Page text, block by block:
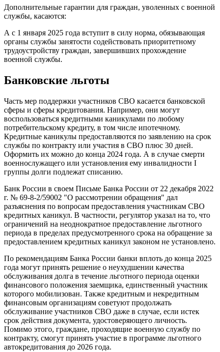
Дополнительные гарантии для граждан, уволенных с военной
службы, касаются:
А с 1 января 2025 года вступит в силу норма, обязывающая
органы службы занятости содействовать приоритетному
трудоустройству граждан, завершивших прохождение
военной службы.
Банковские льготы
Часть мер поддержки участников СВО касается банковской
сферы и сферы кредитования. Например, они могут
воспользоваться кредитными каникулами по любому
потребительскому кредиту, в том числе ипотечному.
Кредитные каникулы предоставляются по заявлению на срок
службы по контракту или участия в СВО плюс 30 дней.
Оформить их можно до конца 2024 года. А в случае смерти
военнослужащего или установления ему инвалидности I
группы долги подлежат списанию.
Банк России в своем Письме Банка России от 22 декабря 2022
г. № 69-8-2/59002 "О рассмотрении обращения" дал
разъяснения по вопросам предоставления участникам СВО
кредитных каникул. В частности, регулятор указал на то, что
ограничений на неоднократное предоставление льготного
периода в пределах предусмотренного срока на обращение за
предоставлением кредитных каникул законом не установлено.
По рекомендациям Банка России банки вплоть до конца 2025
года могут принять решение о неухудшении качества
обслуживания долга в течение льготного периода оценки
финансового положения заемщика, единственный участник
которого мобилизован. Также кредитным и некредитным
финансовым организациям советуют продолжать
обслуживание участников СВО даже в случае, если истек
срок действия документа, удостоверяющего личность.
Помимо этого, граждане, проходящие военную службу по
контракту, смогут принять участие в программе льготного
автокредитования до 2026 года.